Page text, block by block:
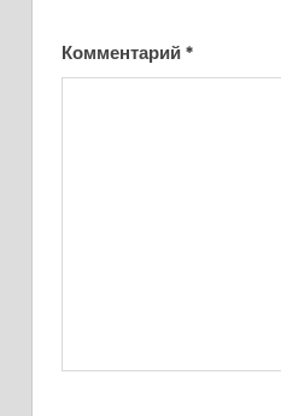
Комментарий *